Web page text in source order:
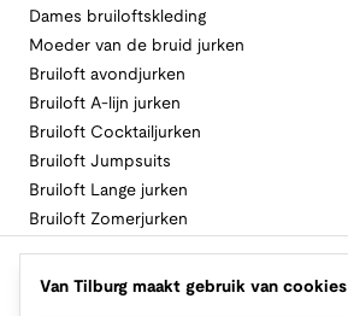
Dames bruiloftskleding
Moeder van de bruid jurken
Bruiloft avondjurken
Bruiloft A-lijn jurken
Bruiloft Cocktailjurken
Bruiloft Jumpsuits
Bruiloft Lange jurken
Bruiloft Zomerjurken
Volg Van Tilburg
Van Tilburg maakt gebruik van cookies